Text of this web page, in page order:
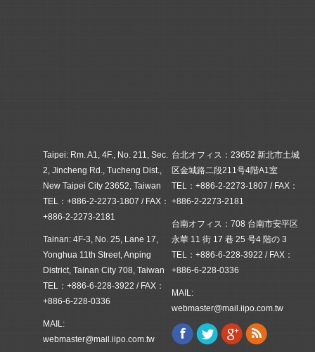
台北オフィス：23652 新北市土城
区金城路二段211号4階A1室
TEL：+886-2-2273-1807 / FAX：
+886-2-2273-2181
台南オフィス：708 台南市安平区
永華 11 街 17 巷 25 号4 階の 3
TEL：+886-6-228-3922 / FAX：
+886-6-228-0336
MAIL:
webmaster@mail.iipo.com.tw
Find us on:
Facebook
TwitterGoogle+
Rss
Taipei: Rm. A1, 4F., No. 211, Sec.
2, Jincheng Rd., Tucheng Dist.,
New Taipei City 23652, Taiwan
TEL：+886-2-2273-1807 / FAX：
+886-2-2273-2181
Tainan: 4F-3, No. 25, Lane 17,
Yonghua 11th Street, Anping
District, Tainan City 708, Taiwan
TEL：+886-6-228-3922 / FAX：
+886-6-228-0336
MAIL:
webmaster@mail.iipo.com.tw